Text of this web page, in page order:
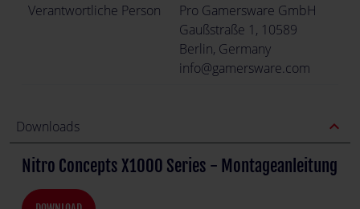
Verantwortliche Person
Pro Gamersware GmbH
Gaußstraße 1, 10589
Berlin, Germany
info@gamersware.com
Downloads expand_less
Nitro Concepts X1000 Series - Montageanleitung